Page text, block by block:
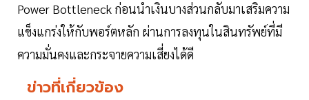
Power Bottleneck ก่อนนำเงินบางส่วนกลับมาเสริมความ
แข็งแกร่งให้กับพอร์ตหลัก ผ่านการลงทุนในสินทรัพย์ที่มี
ความมั่นคงและกระจายความเสี่ยงได้ดี
ข่าวที่เกี่ยวข้อง